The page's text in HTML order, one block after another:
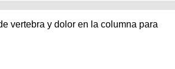
vertebra y dolor en la columna para